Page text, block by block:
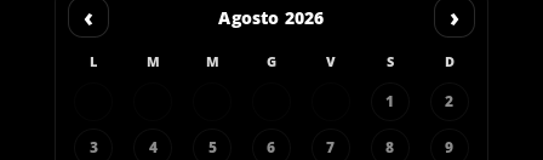
‹ Agosto 2026 ›
L M M G V S D
1 2
3 4 5 6 7 8 9